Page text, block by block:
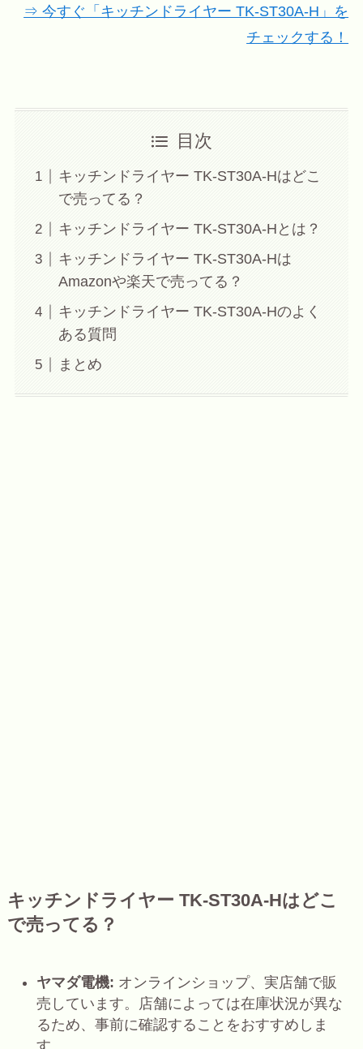
⇒ 今すぐ「キッチンドライヤー TK-ST30A-H」を
チェックする！
目次
キッチンドライヤー TK-ST30A-Hはどこ
で売ってる？
キッチンドライヤー TK-ST30A-Hとは？
キッチンドライヤー TK-ST30A-Hは
Amazonや楽天で売ってる？
キッチンドライヤー TK-ST30A-Hのよく
ある質問
まとめ
キッチンドライヤー TK-ST30A-Hはどこ
で売ってる？
ヤマダ電機: オンラインショップ、実店舗で販
売しています。店舗によっては在庫状況が異な
るため、事前に確認することをおすすめしま